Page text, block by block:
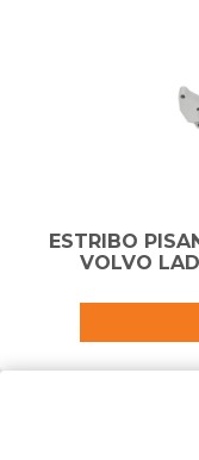
ESTRIBO
VOLVO